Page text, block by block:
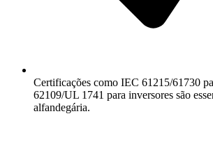
Certificações como IEC 61215/61730
62109/UL 1741 para inversores são
alfandegária.